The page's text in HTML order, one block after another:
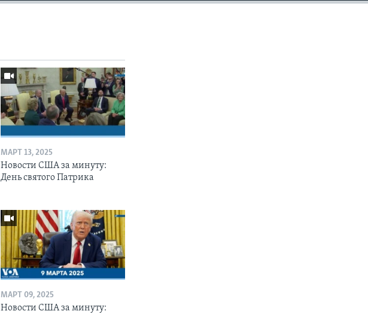
МАРТ 13, 2025
Новости США за минуту:
День святого Патрика
МАРТ 09, 2025
Новости США за минуту: